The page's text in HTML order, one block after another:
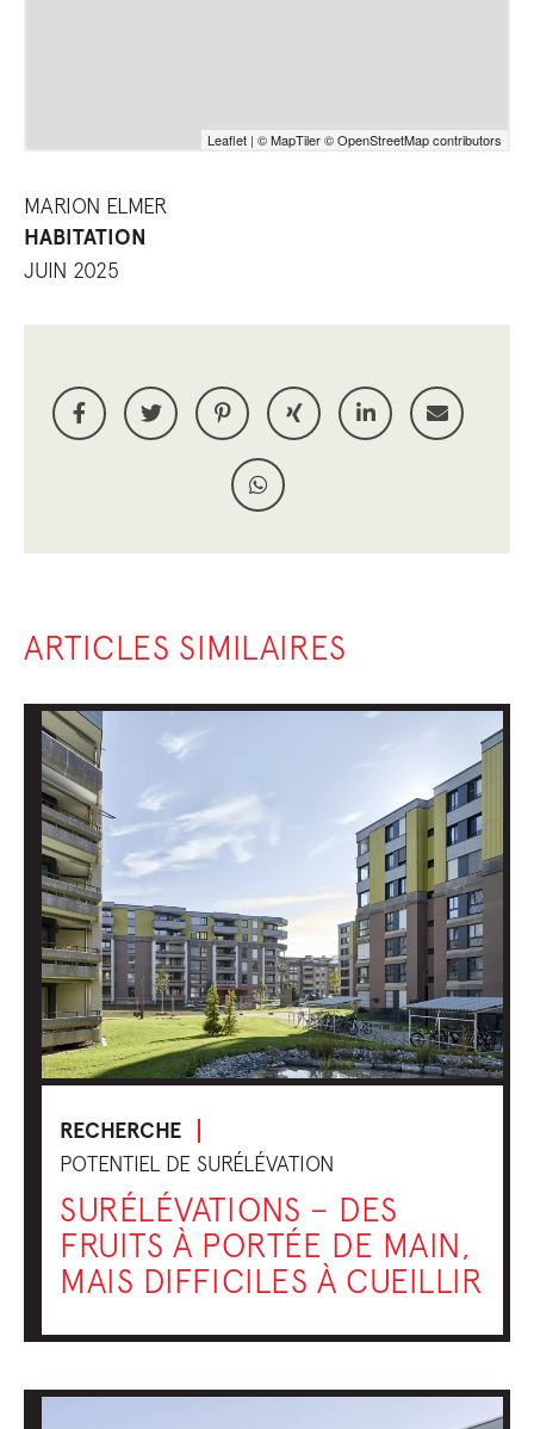
Leaflet | © MapTiler© OpenStreetMap contributors
MARION ELMER
HABITATION
JUIN 2025
ARTICLES SIMILAIRES
RECHERCHE
POTENTIEL DE SURÉLÉVATION
SURÉLÉVATIONS – DES
FRUITS À PORTÉE DE MAIN,
MAIS DIFFICILES À CUEILLIR